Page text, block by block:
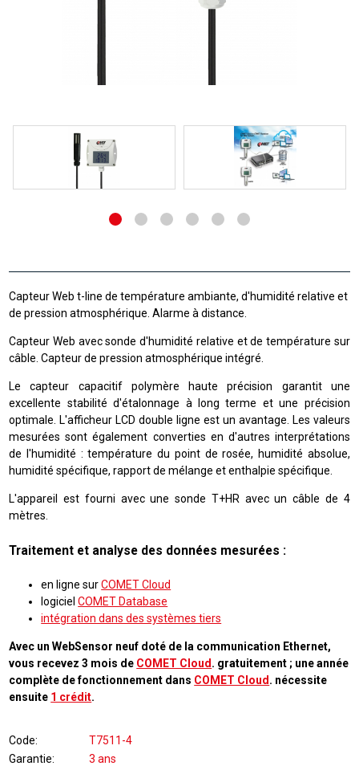
Capteur Web t-line de température ambiante, d'humidité relative et
de pression atmosphérique. Alarme à distance.
Capteur Web avec sonde d'humidité relative et de température sur
câble. Capteur de pression atmosphérique intégré.
Le capteur capacitif polymère haute précision garantit une
excellente stabilité d'étalonnage à long terme et une précision
optimale. L'afficheur LCD double ligne est un avantage. Les valeurs
mesurées sont également converties en d'autres interprétations
de l'humidité : température du point de rosée, humidité absolue,
humidité spécifique, rapport de mélange et enthalpie spécifique.
L'appareil est fourni avec une sonde T+HR avec un câble de 4
mètres.
Traitement et analyse des données mesurées :
en ligne surCOMET Cloud
logicielCOMET Database
intégration dans des systèmes tiers
Avec un WebSensor neuf doté de la communication Ethernet,
vous recevez 3 mois de COMET Cloud . gratuitement ; une année
complète de fonctionnement dans COMET Cloud . nécessite
ensuite 1 crédit.
Code
T7511-4
Garantie
3 ans